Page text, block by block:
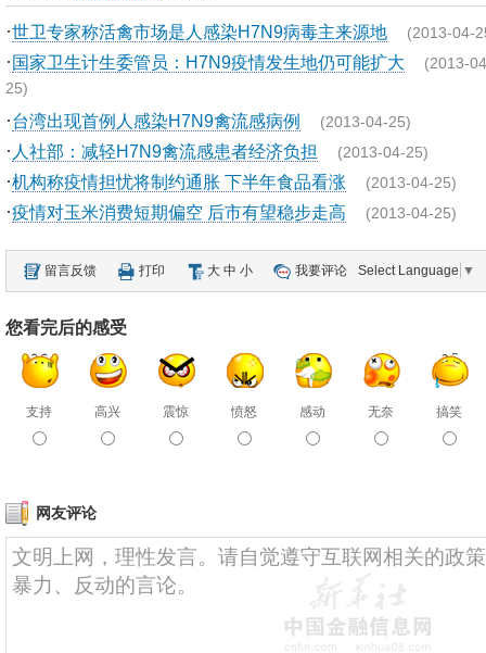
·世卫专家称活禽市场是人感染H7N9病毒主来源地 (2013-04-
·国家卫生计生委管员：H7N9疫情发生地仍可能扩大 (2013-
25)
·台湾出现首例人感染H7N9禽流感病例 (2013-04-25)
· 人社部：减轻H7N9禽流感患者经济负担 (2013-04-25)
·机构称疫情担忧将制约通胀 下半年食品看涨 (2013-04-25)
·疫情对玉米消费短期偏空 后市有望稳步走高 (2013-04-25)
留言反馈 打印 大 中 小 我要评论 Select Language ▼
您看完后的感受
支持 高兴 震惊 愤怒 感动 无奈 搞笑
网友评论